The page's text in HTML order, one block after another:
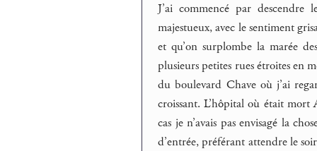
J’ai commencé par descendre
majestueux, avec le sentiment
et qu’on surplombe la marée
plusieurs petites rues étroites en
du boulevard Chave où j’ai
croissant. L’hôpital où était mort
cas je n’avais pas envisagé la
d’entrée, préférant attendre le